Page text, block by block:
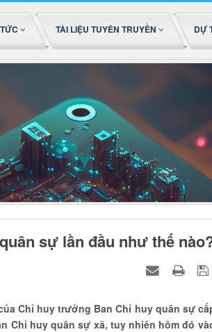
TÀI LIỆU TUYÊN TRUYỀN DỰ
sự lần đầu như thế
Chỉ huy trưởng Ban Chỉ huy quân sự
Chỉ huy quân sự xã, tuy nhiên hôm đó